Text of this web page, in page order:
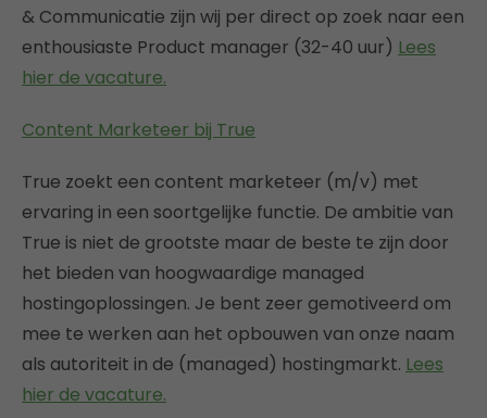
& Communicatie zijn wij per direct op zoek naar een
enthousiaste Product manager (32-40 uur) Lees
hier de vacature.
Content Marketeer bij True
True zoekt een content marketeer (m/v) met
ervaring in een soortgelijke functie. De ambitie van
True is niet de grootste maar de beste te zijn door
het bieden van hoogwaardige managed
hostingoplossingen. Je bent zeer gemotiveerd om
mee te werken aan het opbouwen van onze naam
als autoriteit in de (managed) hostingmarkt. Lees
hier de vacature.